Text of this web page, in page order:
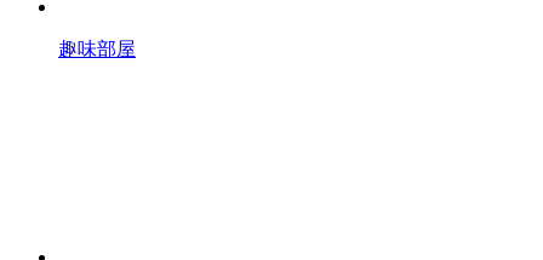
趣味部屋